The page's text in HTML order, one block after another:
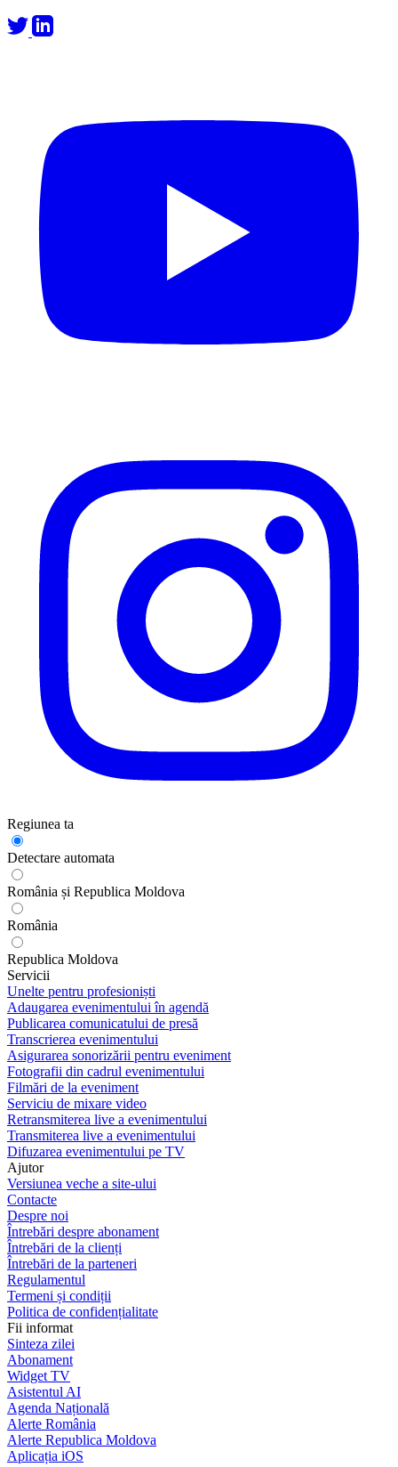
Regiunea ta
Detectare automata
România și Republica Moldova
România
Republica Moldova
Servicii
Unelte pentru profesioniști
Adaugarea evenimentului în agendă
Publicarea comunicatului de presă
Transcrierea evenimentului
Asigurarea sonorizării pentru eveniment
Fotografii din cadrul evenimentului
Filmări de la eveniment
Serviciu de mixare video
Retransmiterea live a evenimentului
Transmiterea live a evenimentului
Difuzarea evenimentului pe TV
Ajutor
Versiunea veche a site-ului
Contacte
Despre noi
Întrebări despre abonament
Întrebări de la clienți
Întrebări de la parteneri
Regulamentul
Termeni și condiții
Politica de confidențialitate
Fii informat
Sinteza zilei
Abonament
Widget TV
Asistentul AI
Agenda Națională
Alerte România
Alerte Republica Moldova
Aplicația iOS